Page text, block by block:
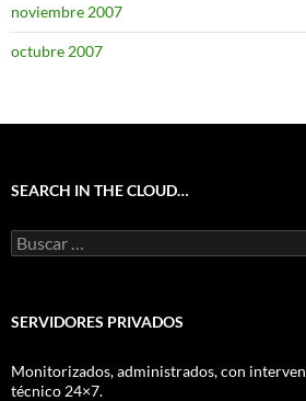
noviembre 2007
octubre 2007
SEARCH IN THE CLOUD…
Buscar:
SERVIDORES PRIVADOS
Monitorizados, administrados, con
técnico 24×7.